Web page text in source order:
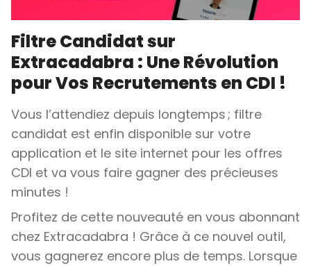
Filtre Candidat sur
Extracadabra : Une Révolution
pour Vos Recrutements en CDI !
Vous l’attendiez depuis longtemps ; filtre
candidat est enfin disponible sur votre
application et le site internet pour les offres
CDI et va vous faire gagner des précieuses
minutes !
Profitez de cette nouveauté en vous abonnant
chez Extracadabra ! Grâce à ce nouvel outil,
vous gagnerez encore plus de temps. Lorsque